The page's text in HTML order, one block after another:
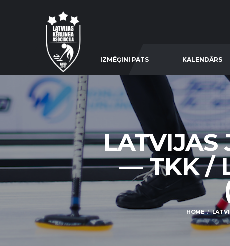
IZMĒĢINI PATS KALENDĀRS
LATVIJAS
— TKK /
HOME